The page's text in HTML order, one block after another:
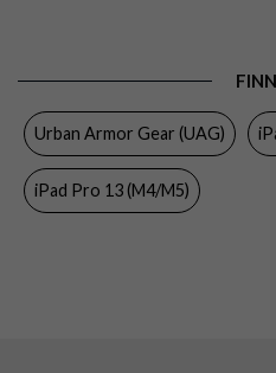
Färg
Material Hårdplast (PC),
Varumärke
Urban Armor Gear (UAG)
iPad Pro 13 (M4/M5)